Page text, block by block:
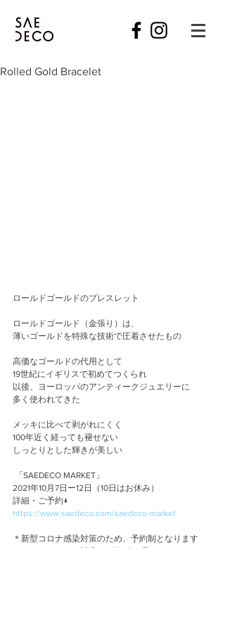
Rolled Gold Bracelet
ロールドゴールドのブレスレット
ロールドゴールド（金張り）は、
薄いゴールドを特殊な技術で圧着させたもの
高価なゴールドの代用として
19世紀にイギリスで初めてつくられ
以後、ヨーロッパのアンティークジュエリーに
多く使われてきた
メッキに比べて剥がれにくく
100年近く経っても褪せない
しっとりとした輝きが美しい
「SAEDECO MARKET」
2021年10月7日ー12日（10日はお休み）
詳細・ご予約↓
https://www.saedeco.com/saedeco-market
＊新型コロナ感染対策のため、予約制となります